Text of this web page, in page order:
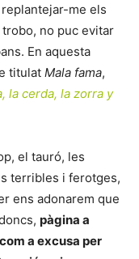
me els
trobo, no puc evitar
En aquesta
titulat Mala fama,
la cerda, la zorra y
el tauró, les
terribles i ferotges,
ens adonarem que
pàgina a
a excusa per